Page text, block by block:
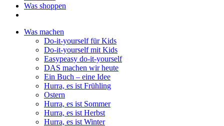
Was shoppen
Was machen
Do-it-yourself für Kids
Do-it-yourself mit Kids
Easypeasy do-it-yourself
DAS machen wir heute
Ein Buch – eine Idee
Hurra, es ist Frühling
Ostern
Hurra, es ist Sommer
Hurra, es ist Herbst
Hurra, es ist Winter